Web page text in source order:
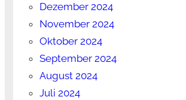
Dezember 2024
November 2024
Oktober 2024
September 2024
August 2024
Juli 2024